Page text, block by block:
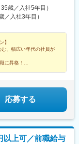
家賃無料の借り上げ
阜・長野で強化募集
間後の勤務地は現在
在地はHP記載【2／地
なしOK☆別事業へのキ
ージ下部『勤務地一
崎・江戸川・徳島・
事業＝【転勤なしOK／
奈川■甲信越・北陸／新
四国／岡山、広島■九
施設勤務
歳／入社5年目）
入社3年目）
】
、幅広い年代の社員が
に昇格！
します。
応募する
以上可／前職給与